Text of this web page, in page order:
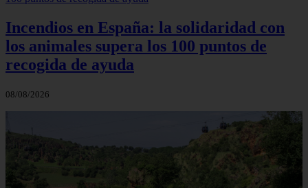
Incendios en España: la solidaridad con
los animales supera los 100 puntos de
recogida de ayuda
08/08/2026